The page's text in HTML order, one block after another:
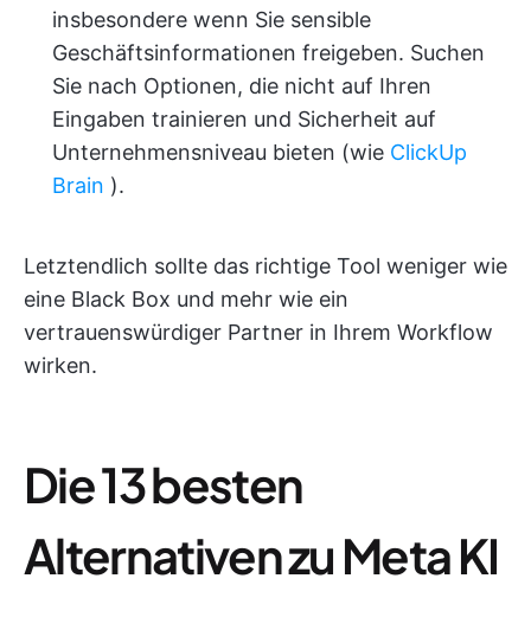
insbesondere wenn Sie sensible
Geschäftsinformationen freigeben. Suchen
Sie nach Optionen, die nicht auf Ihren
Eingaben trainieren und Sicherheit auf
Unternehmensniveau bieten (wie ClickUp
Brain ).
Letztendlich sollte das richtige Tool weniger wie
eine Black Box und mehr wie ein
vertrauenswürdiger Partner in Ihrem Workflow
wirken.
Die 13 besten
Alternativen zu Meta KI